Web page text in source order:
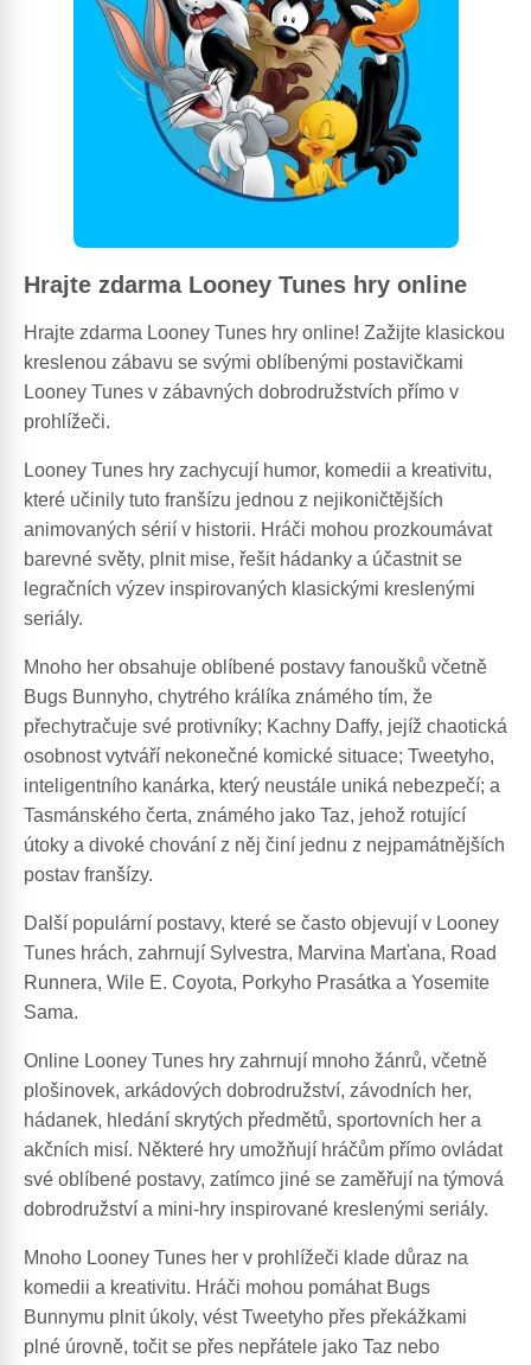
Hrajte zdarma Looney Tunes hry online
Hrajte zdarma Looney Tunes hry online! Zažijte klasickou
kreslenou zábavu se svými oblíbenými postavičkami
Looney Tunes v zábavných dobrodružstvích přímo v
prohlížeči.
Looney Tunes hry zachycují humor, komedii a kreativitu,
které učinily tuto franšízu jednou z nejikoničtějších
animovaných sérií v historii. Hráči mohou prozkoumávat
barevné světy, plnit mise, řešit hádanky a účastnit se
legračních výzev inspirovaných klasickými kreslenými
seriály.
Mnoho her obsahuje oblíbené postavy fanoušků včetně
Bugs Bunnyho, chytrého králíka známého tím, že
přechytračuje své protivníky; Kachny Daffy, jejíž chaotická
osobnost vytváří nekonečné komické situace; Tweetyho,
inteligentního kanárka, který neustále uniká nebezpečí; a
Tasmánského čerta, známého jako Taz, jehož rotující
útoky a divoké chování z něj činí jednu z nejpamátnějších
postav franšízy.
Další populární postavy, které se často objevují v Looney
Tunes hrách, zahrnují Sylvestra, Marvina Marťana, Road
Runnera, Wile E. Coyota, Porkyho Prasátka a Yosemite
Sama.
Online Looney Tunes hry zahrnují mnoho žánrů, včetně
plošinovek, arkádových dobrodružství, závodních her,
hádanek, hledání skrytých předmětů, sportovních her a
akčních misí. Některé hry umožňují hráčům přímo ovládat
své oblíbené postavy, zatímco jiné se zaměřují na týmová
dobrodružství a mini-hry inspirované kreslenými seriály.
Mnoho Looney Tunes her v prohlížeči klade důraz na
komedii a kreativitu. Hráči mohou pomáhat Bugs
Bunnymu plnit úkoly, vést Tweetyho přes překážkami
plné úrovně, točit se přes nepřátele jako Taz nebo